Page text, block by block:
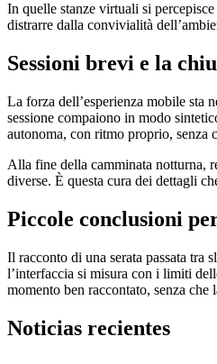
In quelle stanze virtuali si
distrarre dalla convivialità
Sessioni brevi e la
La forza dell’esperienza mobile sta
sessione compaiono in modo
autonoma, con ritmo proprio, senza
Alla fine della camminata notturna,
diverse. È questa cura dei dettagli
Piccole conclusioni
Il racconto di una serata passata
l’interfaccia si misura con i limiti
momento ben raccontato, senza
Noticias recientes